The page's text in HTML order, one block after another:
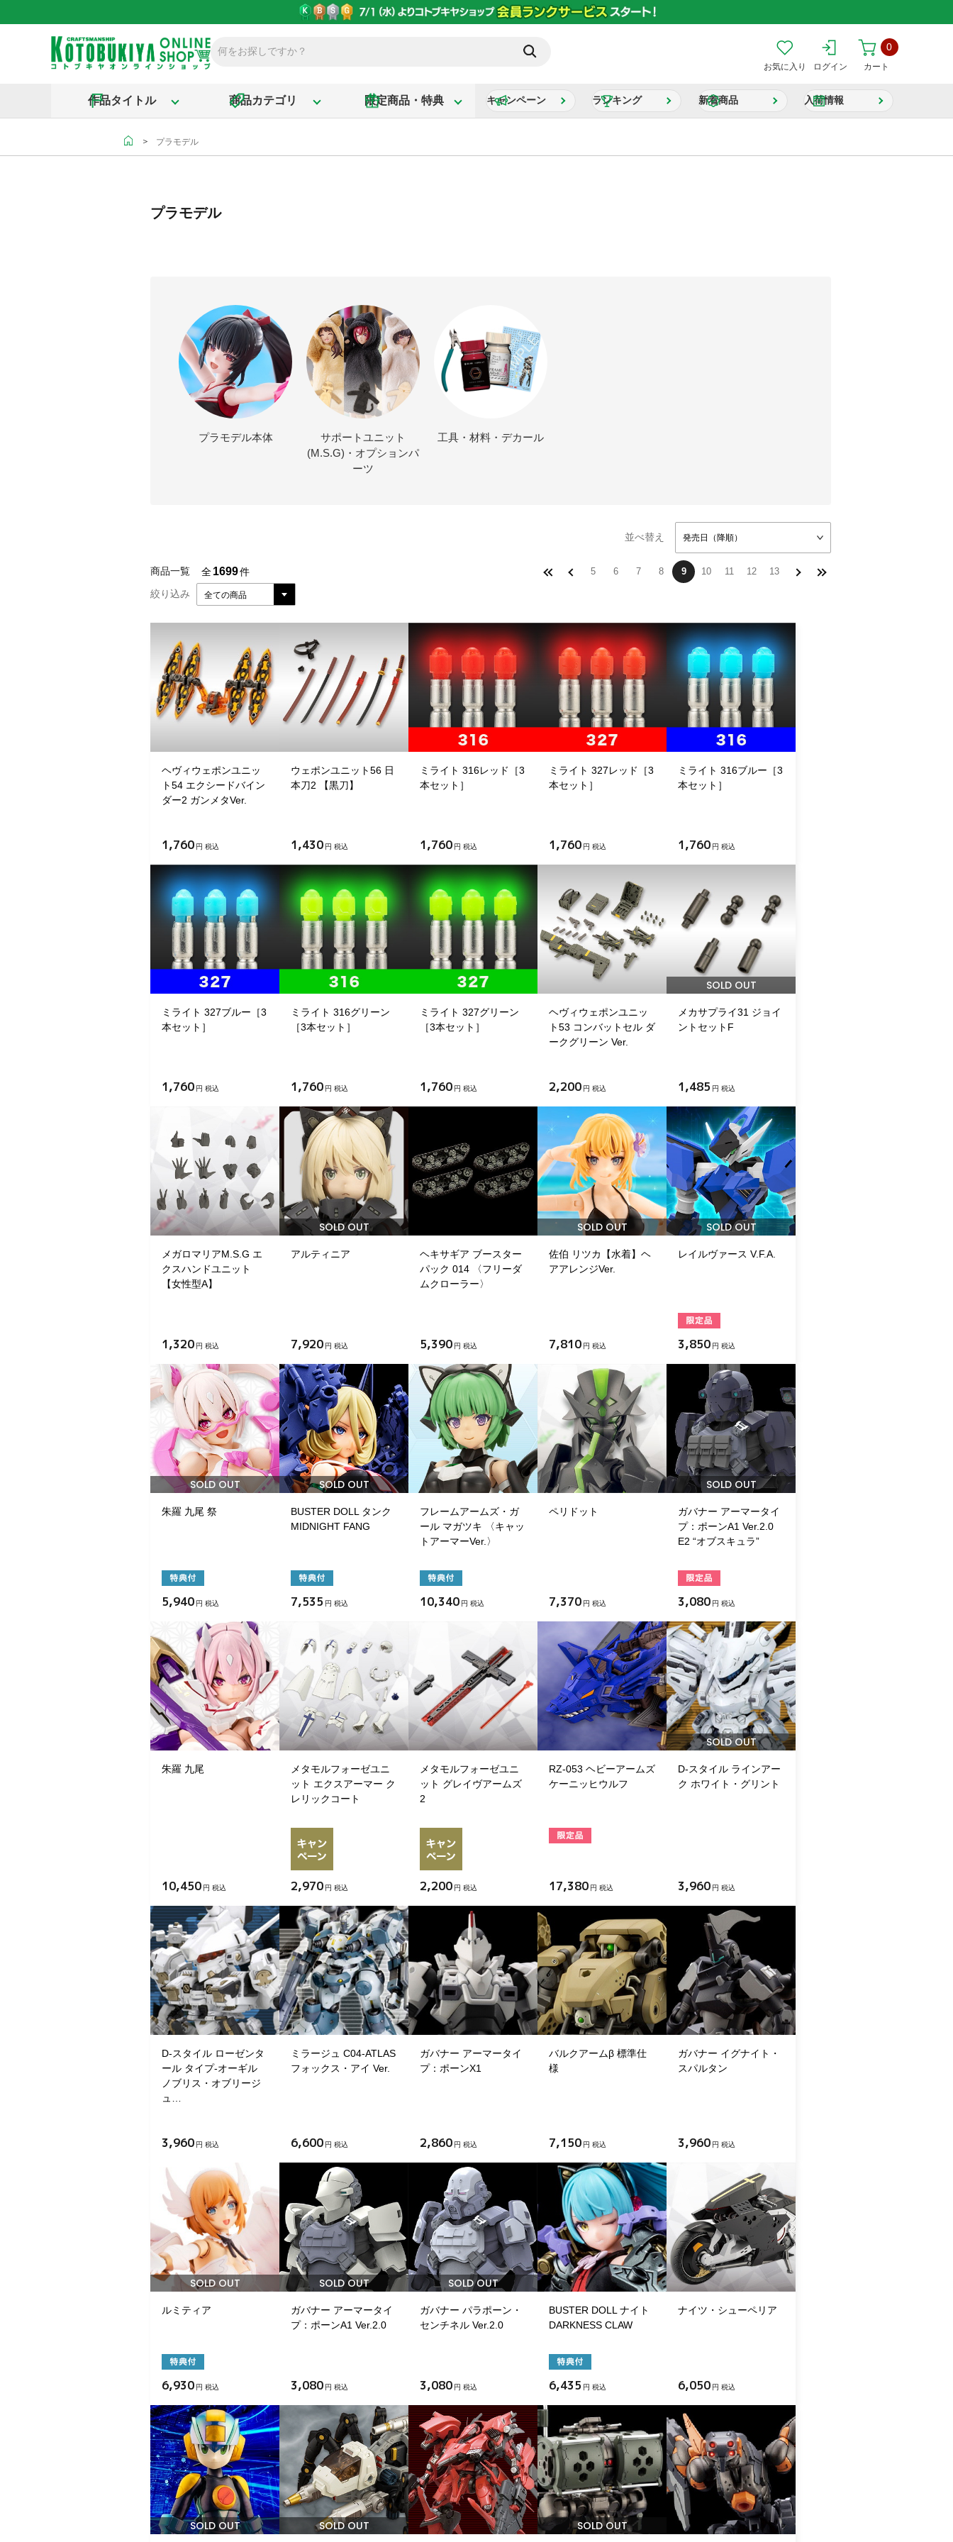
お気に入り ログイン カート
0
作品タイトル 商品カテゴリ 限定商品・特典 キャンペーン ランキング 新着商品 入荷情報
＞ プラモデル
プラモデル
プラモデル本体
サポートユニット
(M.S.G)・オプションパ
ーツ
工具・材料・デカール
並べ替え 発売日（降順）
商品一覧 全1699件 5 6 7 8 9 10 11 12 13
絞り込み 全ての商品
ヘヴィウェポンユニッ
ト54 エクシードバイン
ダー2 ガンメタVer.
1,760 円 税込
ウェポンユニット56 日
本刀2 【黒刀】
1,430 円 税込
ミライト 316レッド［3
本セット］
1,760 円 税込
ミライト 327レッド［3
本セット］
1,760 円 税込
ミライト 316ブルー［3
本セット］
1,760 円 税込
ミライト 327ブルー［3
本セット］
1,760 円 税込
ミライト 316グリーン
［3本セット］
1,760 円 税込
ミライト 327グリーン
［3本セット］
1,760 円 税込
ヘヴィウェポンユニッ
ト53 コンバットセル ダ
ークグリーン Ver.
2,200 円 税込
SOLD OUT
メカサプライ31 ジョイ
ントセットF
1,485 円 税込
メガロマリアM.S.G エ
クスハンドユニット
【女性型A】
1,320 円 税込
SOLD OUT
アルティニア
7,920 円 税込
ヘキサギア ブースター
パック 014 〈フリーダ
ムクローラー〉
5,390 円 税込
SOLD OUT
佐伯 リツカ【水着】ヘ
アアレンジVer.
7,810 円 税込
SOLD OUT
レイルヴァース V.F.A.
3,850 円 税込
SOLD OUT
朱羅 九尾 祭
5,940 円 税込
SOLD OUT
BUSTER DOLL タンク
MIDNIGHT FANG
7,535 円 税込
フレームアームズ・ガ
ール マガツキ 〈キャッ
トアーマーVer.〉
10,340 円 税込
ペリドット
7,370 円 税込
SOLD OUT
ガバナー アーマータイ
プ：ポーンA1 Ver.2.0
E2 “オブスキュラ”
3,080 円 税込
朱羅 九尾
10,450 円 税込
メタモルフォーゼユニ
ット エクスアーマー ク
レリックコート
2,970 円 税込
メタモルフォーゼユニ
ット グレイヴアームズ
2
2,200 円 税込
RZ-053 ヘビーアームズ
ケーニッヒウルフ
17,380 円 税込
SOLD OUT
D-スタイル ラインアー
ク ホワイト・グリント
3,960 円 税込
D-スタイル ローゼンタ
ール タイプ-オーギル
ノブリス・オブリージ
ュ…
3,960 円 税込
ミラージュ C04-ATLAS
フォックス・アイ Ver.
6,600 円 税込
ガバナー アーマータイ
プ：ポーンX1
2,860 円 税込
バルクアームβ 標準仕
様
7,150 円 税込
ガバナー イグナイト・
スパルタン
3,960 円 税込
SOLD OUT
ルミティア
6,930 円 税込
SOLD OUT
ガバナー アーマータイ
プ：ポーンA1 Ver.2.0
3,080 円 税込
SOLD OUT
ガバナー パラポーン・
センチネル Ver.2.0
3,080 円 税込
BUSTER DOLL ナイト
DARKNESS CLAW
6,435 円 税込
ナイツ・シューペリア
6,050 円 税込
SOLD OUT SOLD OUT SOLD OUT